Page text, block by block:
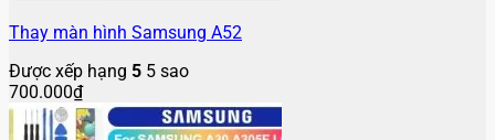
Thay màn hình Samsung A52
Được xếp hạng 5 5 sao
700.000₫